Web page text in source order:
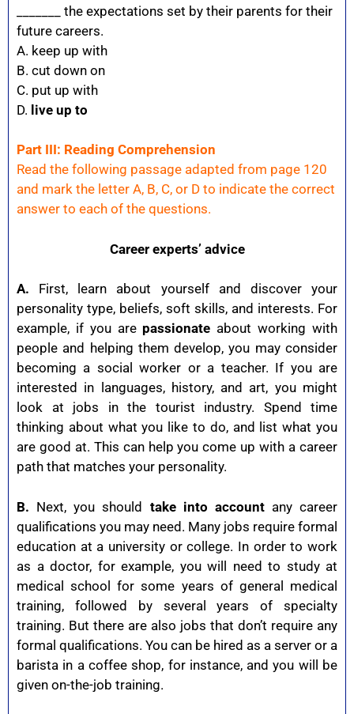
_______ the expectations set by their parents for their
future careers.
A. keep up with
B. cut down on
C. put up with
D. live up to
Part III: Reading Comprehension
Read the following passage adapted from page 120
and mark the letter A, B, C, or D to indicate the correct
answer to each of the questions.
Career experts’ advice
A. First, learn about yourself and discover your
personality type, beliefs, soft skills, and interests. For
example, if you are passionate about working with
people and helping them develop, you may consider
becoming a social worker or a teacher. If you are
interested in languages, history, and art, you might
look at jobs in the tourist industry. Spend time
thinking about what you like to do, and list what you
are good at. This can help you come up with a career
path that matches your personality.
B. Next, you should take into accountany career
qualifications you may need. Many jobs require formal
education at a university or college. In order to work
as a doctor, for example, you will need to study at
medical school for some years of general medical
training, followed by several years of specialty
training. But there are also jobs that don’t require any
formal qualifications. You can be hired as a server or a
barista in a coffee shop, for instance, and you will be
given on-the-job training.